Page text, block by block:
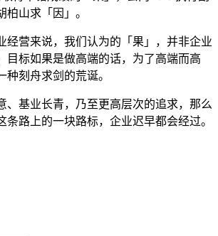
柏山求「因」。
经营来说，我们认为的「果」，并非企业
目标如果是做高端的话，为了高端而高
刻舟求剑的荒诞。
、基业长青，乃至更高层次的追求，那么
条路上的一块路标，企业迟早都会经过。